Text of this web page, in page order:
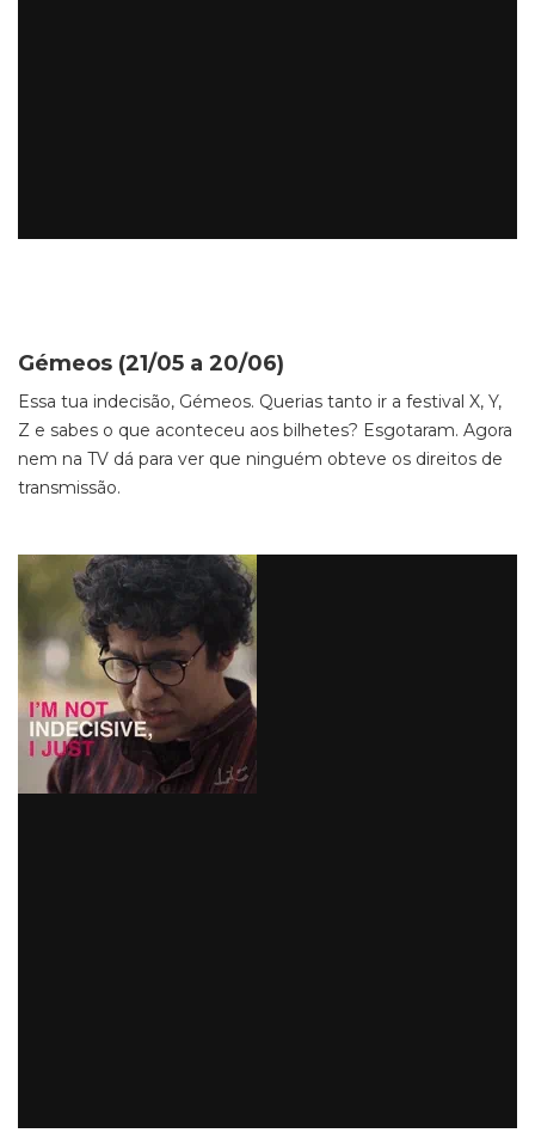
Gémeos (21/05 a 20/06)
Essa tua indecisão, Gémeos. Querias tanto ir a festival X, Y,
Z e sabes o que aconteceu aos bilhetes? Esgotaram. Agora
nem na TV dá para ver que ninguém obteve os direitos de
transmissão.